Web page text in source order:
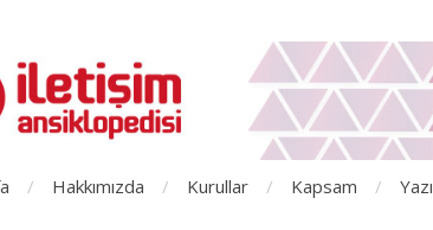
Hakkımızda Kurullar Kapsam